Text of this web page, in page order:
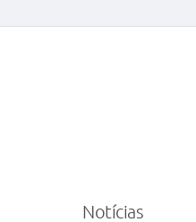
Notícias